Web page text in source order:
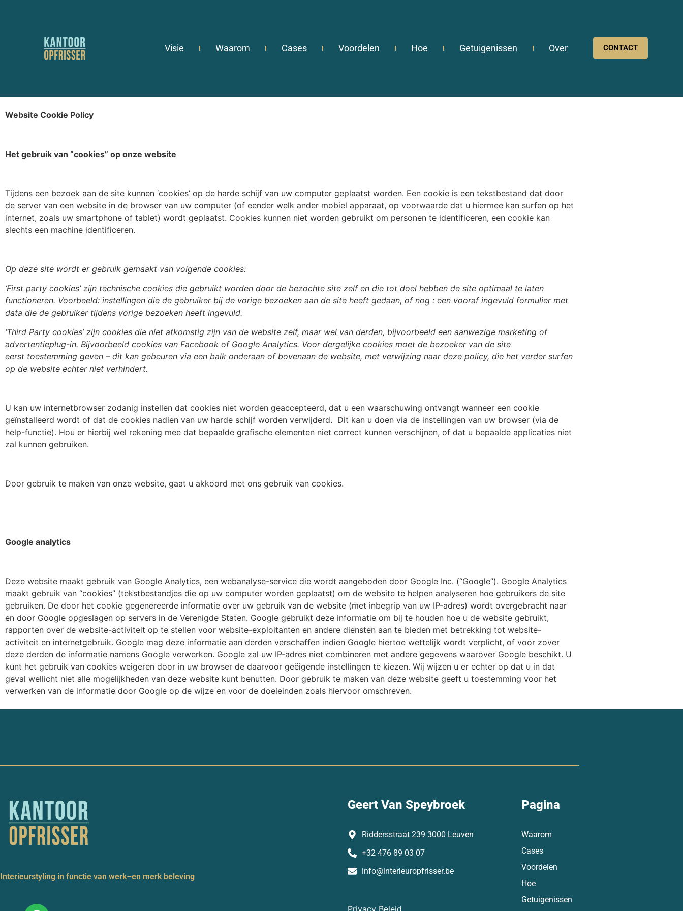
Visie Waarom Cases Voordelen Hoe Getuigenissen Over CONTACT
Website Cookie Policy
Het gebruik van “cookies” op onze website
Tijdens een bezoek aan de site kunnen ‘cookies’ op de harde schijf van uw computer geplaatst worden. Een cookie is een tekstbestand dat door
de server van een website in de browser van uw computer (of eender welk ander mobiel apparaat, op voorwaarde dat u hiermee kan surfen op het
internet, zoals uw smartphone of tablet) wordt geplaatst. Cookies kunnen niet worden gebruikt om personen te identificeren, een cookie kan
slechts een machine identificeren.
Op deze site wordt er gebruik gemaakt van volgende cookies:
‘First party cookies’ zijn technische cookies die gebruikt worden door de bezochte site zelf en die tot doel hebben de site optimaal te laten
functioneren. Voorbeeld: instellingen die de gebruiker bij de vorige bezoeken aan de site heeft gedaan, of nog : een vooraf ingevuld formulier met
data die de gebruiker tijdens vorige bezoeken heeft ingevuld.
‘Third Party cookies’ zijn cookies die niet afkomstig zijn van de website zelf, maar wel van derden, bijvoorbeeld een aanwezige marketing of
advertentieplug-in. Bijvoorbeeld cookies van Facebook of Google Analytics. Voor dergelijke cookies moet de bezoeker van de site
eerst toestemming geven – dit kan gebeuren via een balk onderaan of bovenaan de website, met verwijzing naar deze policy, die het verder surfen
op de website echter niet verhindert.
U kan uw internetbrowser zodanig instellen dat cookies niet worden geaccepteerd, dat u een waarschuwing ontvangt wanneer een cookie
geïnstalleerd wordt of dat de cookies nadien van uw harde schijf worden verwijderd. Dit kan u doen via de instellingen van uw browser (via de
help-functie). Hou er hierbij wel rekening mee dat bepaalde grafische elementen niet correct kunnen verschijnen, of dat u bepaalde applicaties niet
zal kunnen gebruiken.
Door gebruik te maken van onze website, gaat u akkoord met ons gebruik van cookies.
Google analytics
Deze website maakt gebruik van Google Analytics, een webanalyse-service die wordt aangeboden door Google Inc. (“Google”). Google Analytics
maakt gebruik van “cookies” (tekstbestandjes die op uw computer worden geplaatst) om de website te helpen analyseren hoe gebruikers de site
gebruiken. De door het cookie gegenereerde informatie over uw gebruik van de website (met inbegrip van uw IP-adres) wordt overgebracht naar
en door Google opgeslagen op servers in de Verenigde Staten. Google gebruikt deze informatie om bij te houden hoe u de website gebruikt,
rapporten over de website-activiteit op te stellen voor website-exploitanten en andere diensten aan te bieden met betrekking tot website-
activiteit en internetgebruik. Google mag deze informatie aan derden verschaffen indien Google hiertoe wettelijk wordt verplicht, of voor zover
deze derden de informatie namens Google verwerken. Google zal uw IP-adres niet combineren met andere gegevens waarover Google beschikt. U
kunt het gebruik van cookies weigeren door in uw browser de daarvoor geëigende instellingen te kiezen. Wij wijzen u er echter op dat u in dat
geval wellicht niet alle mogelijkheden van deze website kunt benutten. Door gebruik te maken van deze website geeft u toestemming voor het
verwerken van de informatie door Google op de wijze en voor de doeleinden zoals hiervoor omschreven.
Interieurstyling in functie van werk–en merk beleving
Geert Van Speybroek
Riddersstraat 239 3000 Leuven
+32 476 89 03 07
info@interieuropfrisser.be
Pagina
Waarom
Cases
Voordelen
Hoe
Getuigenissen